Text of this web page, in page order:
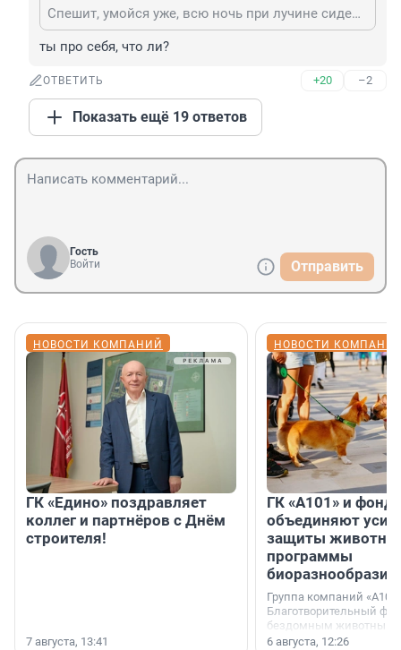
Спешит, умойся уже, всю ночь при лучине сидел, пятачок закоптил.
ты про себя, что ли?
ОТВЕТИТЬ +20 –2
Показать ещё 19 ответов
Гость
Войти
Отправить
НОВОСТИ КОМПАНИЙ
ГК «Едино» поздравляет
коллег и партнёров с Днём
строителя!
7 августа, 13:41
НОВОСТИ
ГК «А101» и фонд
объединяют
защиты
программы
биоразнообразия
Группа компаний
Благотворительный
бездомным животным
заключили соглашение
6 августа, 12:26